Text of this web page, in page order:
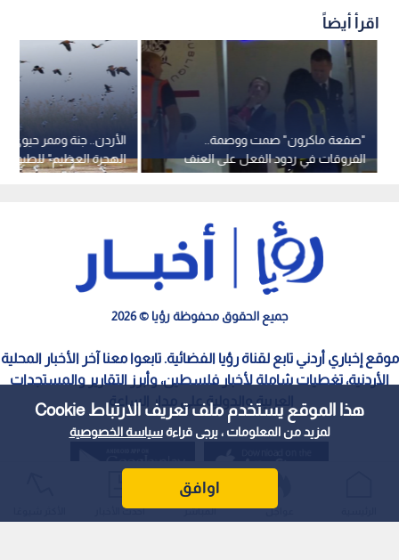
هذا الموقع يستخدم ملف تعريف الارتباط Cookie
لمزيد من المعلومات ، يرجى قراءةسياسة الخصوصية
اوافق
اقرأ أيضاً
الأردن.. جنة وممر حيوي
الهجرة العظيم" للطيور
"صفعة ماكرون" صمت ووصمة..
الفروقات في ردود الفعل على العنف
بين الرجل والمرأة
جميع الحقوق محفوظة رؤيا © 2026
موقع إخباري أردني تابع لقناة رؤيا الفضائية. تابعوا معنا آخر الأخبار المحلية
الأردنية، تغطيات شاملة لأخبار فلسطين، وأبرز التقارير والمستجدات
العربية والدولية على مدار الساعة.
عواجل المباشر أحدث الأخبار